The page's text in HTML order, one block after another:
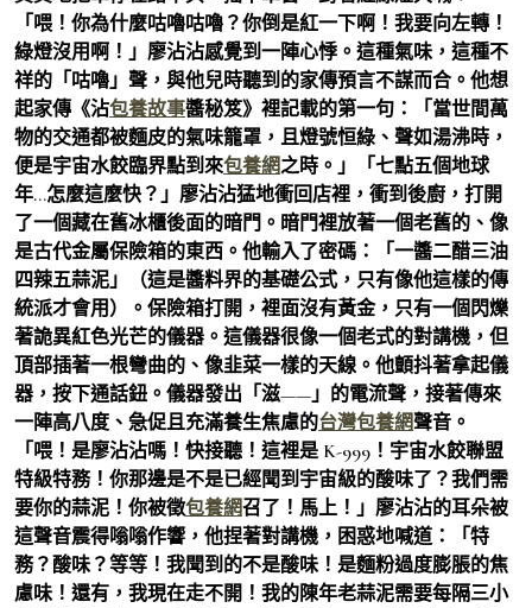
「喂！你為什麼咕嚕咕嚕？你倒是紅一下啊！我要向左轉！
綠燈沒用啊！」廖沾沾感覺到一陣心悸。這種氣味，這種不
祥的「咕嚕」聲，與他兒時聽到的家傳預言不謀而合。他想
起家傳《沾包養故事醬秘笈》裡記載的第一句：「當世間萬
物的交通都被麵皮的氣味籠罩，且燈號恒綠、聲如湯沸時，
便是宇宙水餃臨界點到來包養網之時。」「七點五個地球
年…怎麼這麼快？」廖沾沾猛地衝回店裡，衝到後廚，打開
了一個藏在舊冰櫃後面的暗門。暗門裡放著一個老舊的、像
是古代金屬保險箱的東西。他輸入了密碼：「一醬二醋三油
四辣五蒜泥」（這是醬料界的基礎公式，只有像他這樣的傳
統派才會用）。保險箱打開，裡面沒有黃金，只有一個閃爍
著詭異紅色光芒的儀器。這儀器很像一個老式的對講機，但
頂部插著一根彎曲的、像韭菜一樣的天線。他顫抖著拿起儀
器，按下通話鈕。儀器發出「滋——」的電流聲，接著傳來
一陣高八度、急促且充滿養生焦慮的台灣包養網聲音。
「喂！是廖沾沾嗎！快接聽！這裡是 K-999！宇宙水餃聯盟
特級特務！你那邊是不是已經聞到宇宙級的酸味了？我們需
要你的蒜泥！你被徵包養網召了！馬上！」廖沾沾的耳朵被
這聲音震得嗡嗡作響，他捏著對講機，困惑地喊道：「特
務？酸味？等等！我聞到的不是酸味！是麵粉過度膨脹的焦
慮味！還有，我現在走不開！我的陳年老蒜泥需要每隔三小